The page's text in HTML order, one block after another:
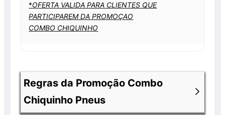
*OFERTA VALIDA PARA CLIENTES QUE
PARTICIPAREM DA PROMOÇAO
COMBO CHIQUINHO
Regras da Promoção Combo
Chiquinho Pneus